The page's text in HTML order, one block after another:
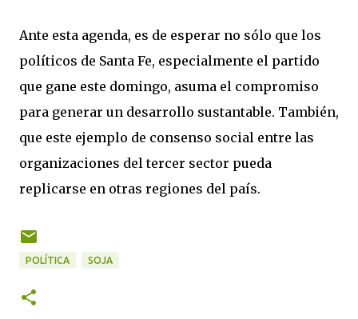
Ante esta agenda, es de esperar no sólo que los
políticos de Santa Fe, especialmente el partido
que gane este domingo, asuma el compromiso
para generar un desarrollo sustantable. También,
que este ejemplo de consenso social entre las
organizaciones del tercer sector pueda
replicarse en otras regiones del país.
POLÍTICA SOJA